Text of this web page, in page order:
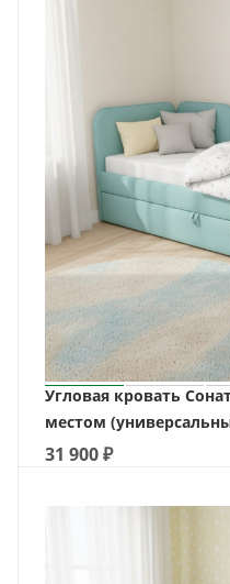
Угловая кровать
местом
31 900₽